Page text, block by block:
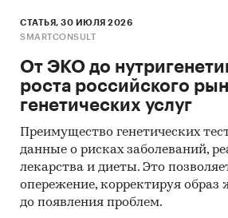
СТАТЬЯ, 30 ИЮЛЯ 2026
SMARTCONSULT
От ЭКО до
роста российского
генетических услуг
Преимущество генетических
данные о рисках заболеваний,
лекарства и диеты. Это
опережение, корректируя образ
до появления проблем.